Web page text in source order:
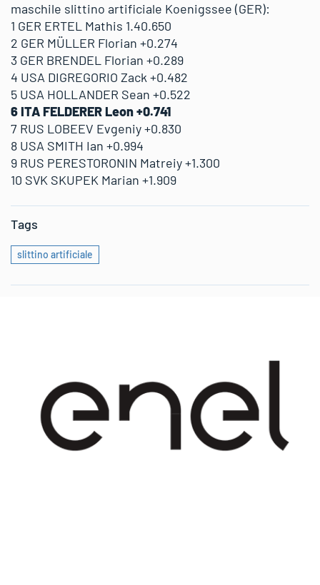
maschile slittino artificiale Koenigssee (GER):
1 GER ERTEL Mathis 1.40.650
2 GER MÜLLER Florian +0.274
3 GER BRENDEL Florian +0.289
4 USA DIGREGORIO Zack +0.482
5 USA HOLLANDER Sean +0.522
6 ITA FELDERER Leon +0.741
7 RUS LOBEEV Evgeniy +0.830
8 USA SMITH Ian +0.994
9 RUS PERESTORONIN Matreiy +1.300
10 SVK SKUPEK Marian +1.909
Tags
slittino artificiale